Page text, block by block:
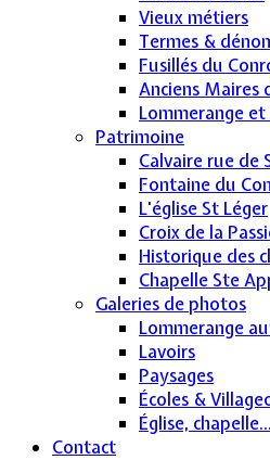
Vieux métiers
Termes &
Fusillés du
Anciens Maires
Lommerange et
Patrimoine
Calvaire rue de
Fontaine du
L'église St Léger
Croix de la
Historique des
Chapelle Ste
Galeries de photos
Lommerange
Lavoirs
Paysages
Écoles &
Église, chapelle...
Contact